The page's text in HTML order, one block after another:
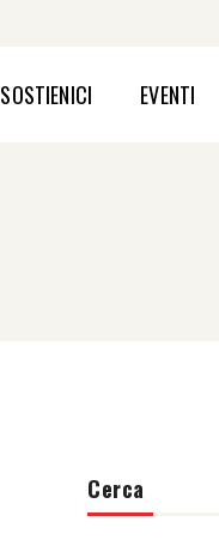
SOSTIENICI EVENTI
Cerca